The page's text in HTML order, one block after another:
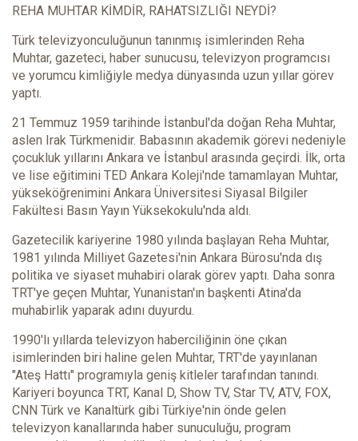
REHA MUHTAR KİMDİR, RAHATSIZLIĞI NEYDİ?
Türk televizyonculuğunun tanınmış isimlerinden Reha
Muhtar, gazeteci, haber sunucusu, televizyon programcısı
ve yorumcu kimliğiyle medya dünyasında uzun yıllar görev
yaptı.
21 Temmuz 1959 tarihinde İstanbul'da doğan Reha Muhtar,
aslen Irak Türkmenidir. Babasının akademik görevi nedeniyle
çocukluk yıllarını Ankara ve İstanbul arasında geçirdi. İlk, orta
ve lise eğitimini TED Ankara Koleji'nde tamamlayan Muhtar,
yükseköğrenimini Ankara Üniversitesi Siyasal Bilgiler
Fakültesi Basın Yayın Yüksekokulu'nda aldı.
Gazetecilik kariyerine 1980 yılında başlayan Reha Muhtar,
1981 yılında Milliyet Gazetesi'nin Ankara Bürosu'nda dış
politika ve siyaset muhabiri olarak görev yaptı. Daha sonra
TRT'ye geçen Muhtar, Yunanistan'ın başkenti Atina'da
muhabirlik yaparak adını duyurdu.
1990'lı yıllarda televizyon haberciliğinin öne çıkan
isimlerinden biri haline gelen Muhtar, TRT'de yayınlanan
"Ateş Hattı" programıyla geniş kitleler tarafından tanındı.
Kariyeri boyunca TRT, Kanal D, Show TV, Star TV, ATV, FOX,
CNN Türk ve Kanaltürk gibi Türkiye'nin önde gelen
televizyon kanallarında haber sunuculuğu, program